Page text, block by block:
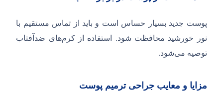
پوست جدید بسیار حساس است و باید از تماس مستقیم با
نور خورشید محافظت شود. استفاده از کرم‌های ضدآفتاب
توصیه می‌شود.
مزایا و معایب جراحی ترمیم پوست